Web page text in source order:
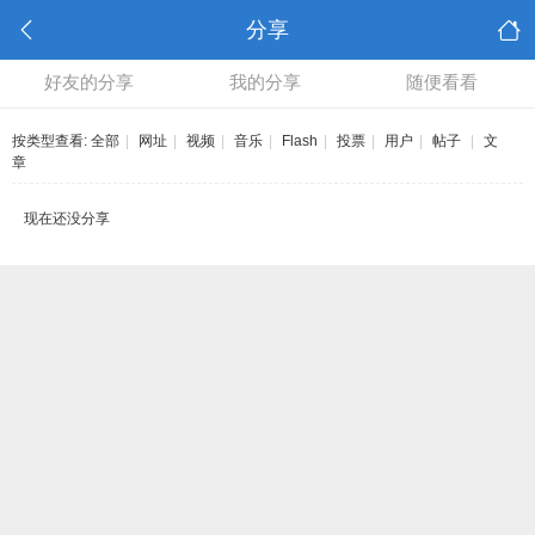
分享
好友的分享 我的分享 随便看看
按类型查看: 全部 网址 视频 音乐 Flash 投票 用户 帖子
文
章
现在还没分享